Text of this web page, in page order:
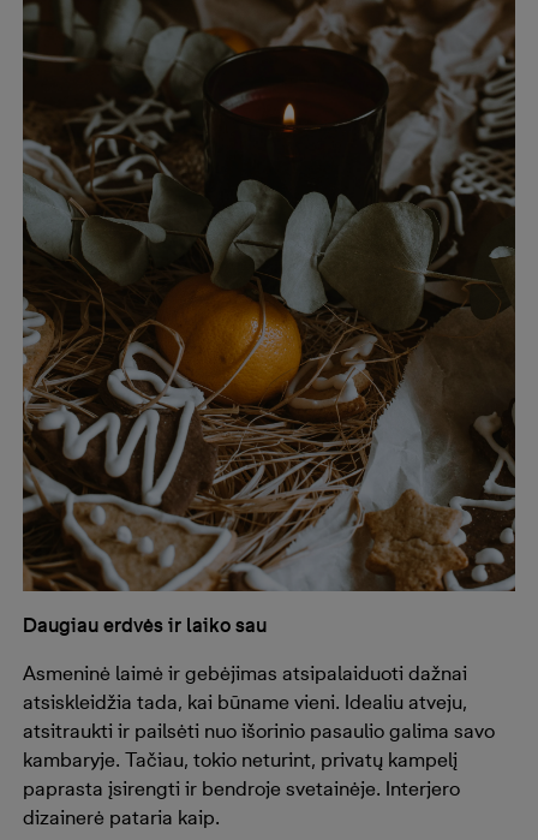
Daugiau erdvės ir laiko sau
Asmeninė laimė ir gebėjimas atsipalaiduoti dažnai
atsiskleidžia tada, kai būname vieni. Idealiu atveju,
atsitraukti ir pailsėti nuo išorinio pasaulio galima savo
kambaryje. Tačiau, tokio neturint, privatų kampelį
paprasta įsirengti ir bendroje svetainėje. Interjero
dizainerė pataria kaip.